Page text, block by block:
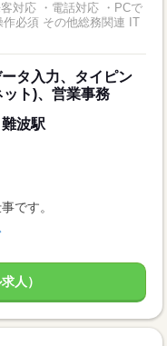
対応 ・電話対応 ・PCで
必須 その他総務関連 IT
タ入力、タイピン
ト)、営業事務
波駅
です。
人）